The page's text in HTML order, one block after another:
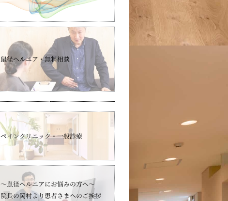
鼠径ヘルニア・無料相談
ペインクリニック・一般診療
～鼠径ヘルニアにお悩みの方へ～
院長の岡村より患者さまへのご挨拶